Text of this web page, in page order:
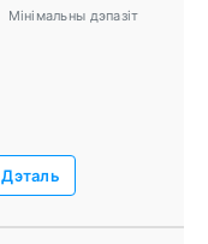
Мінімальны дэпазіт
Дэталь